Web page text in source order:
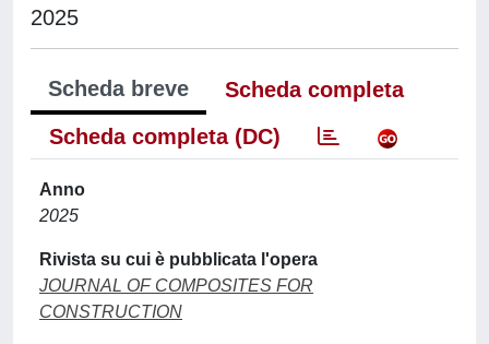
2025
Scheda breve
Scheda completa
Scheda completa (DC)
Anno
2025
Rivista su cui è pubblicata l'opera
JOURNAL OF COMPOSITES FOR
CONSTRUCTION